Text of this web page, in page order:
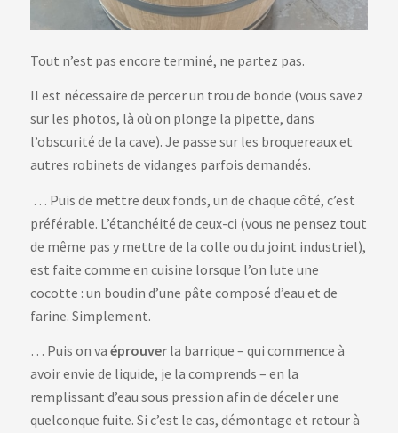
Tout n’est pas encore terminé, ne partez pas.
Il est nécessaire de percer un trou de bonde (vous savez
sur les photos, là où on plonge la pipette, dans
l’obscurité de la cave). Je passe sur les broquereaux et
autres robinets de vidanges parfois demandés.
… Puis de mettre deux fonds, un de chaque côté, c’est
préférable. L’étanchéité de ceux-ci (vous ne pensez tout
de même pas y mettre de la colle ou du joint industriel),
est faite comme en cuisine lorsque l’on lute une
cocotte : un boudin d’une pâte composé d’eau et de
farine. Simplement.
… Puis on va éprouverla barrique – qui commence à
avoir envie de liquide, je la comprends – en la
remplissant d’eau sous pression afin de déceler une
quelconque fuite. Si c’est le cas, démontage et retour à